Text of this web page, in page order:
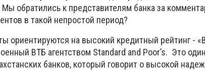
обратились к представителям банка за
в такой непростой период?
ориентируются на высокий кредитный рейтинг -
ВТБ агентством Standard and Poor’s. Это
банков, который говорит о высокой